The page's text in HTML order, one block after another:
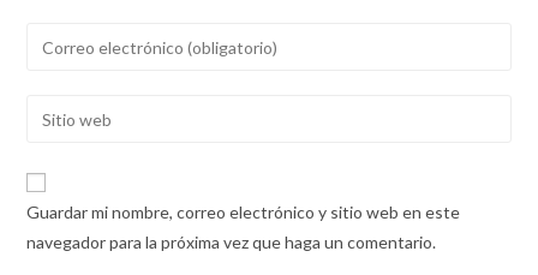
de
para
comentar
de
electrónico
para
comentar
URL
de
Guardar mi nombre, correo electrónico y sitio web en este
navegador para la próxima vez que haga un comentario.